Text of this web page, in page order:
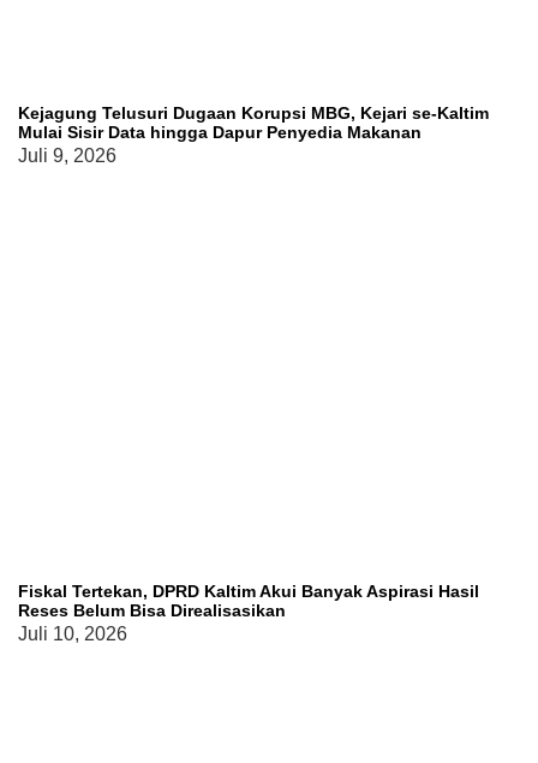
Kejagung Telusuri Dugaan Korupsi MBG, Kejari se-Kaltim
Mulai Sisir Data hingga Dapur Penyedia Makanan
Juli 9, 2026
Fiskal Tertekan, DPRD Kaltim Akui Banyak Aspirasi Hasil
Reses Belum Bisa Direalisasikan
Juli 10, 2026